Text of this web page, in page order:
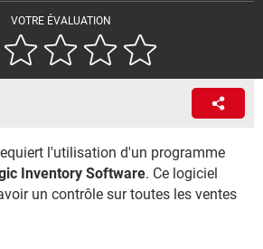
VOTRE ÉVALUATION
l'utilisation d'un programme
Inventory Software. Ce logiciel
un contrôle sur toutes les ventes